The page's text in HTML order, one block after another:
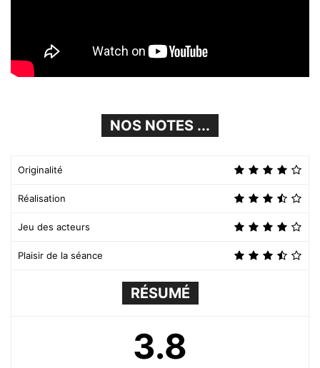
NOS NOTES ...
Originalité
Réalisation
Jeu des acteurs
Plaisir de la séance
RÉSUMÉ
3.8